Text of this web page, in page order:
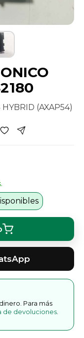
HYBRID (AXAP54)
Para más
de devoluciones